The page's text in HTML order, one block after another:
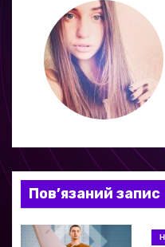
а
п
и
Пов’язаний запис